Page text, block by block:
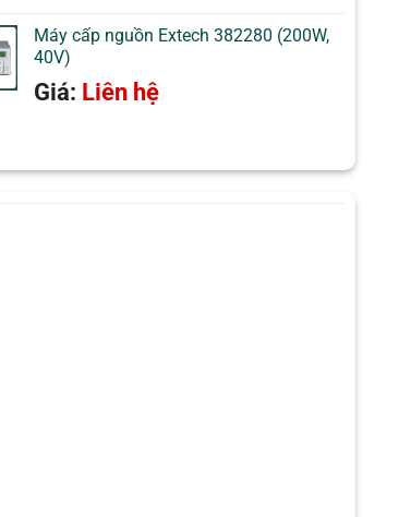
Máy cấp nguồn Extech 382280 (200W,
40V)
Giá: Liên hệ